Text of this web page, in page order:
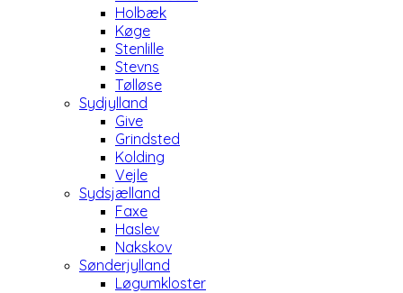
Holbæk
Køge
Stenlille
Stevns
Tølløse
Sydjylland
Give
Grindsted
Kolding
Vejle
Sydsjælland
Faxe
Haslev
Nakskov
Sønderjylland
Løgumkloster